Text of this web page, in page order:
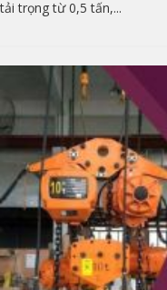
tải trọng từ 0,5 tấn,...